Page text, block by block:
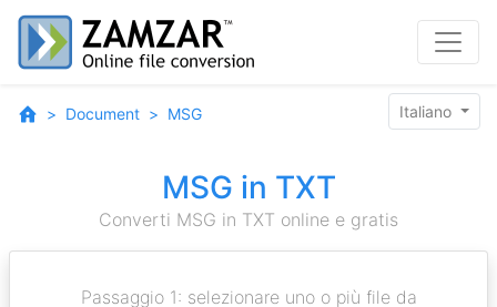
Document MSG Italiano
MSG in TXT
Converti MSG in TXT online e gratis
Passaggio 1: selezionare uno o più file da